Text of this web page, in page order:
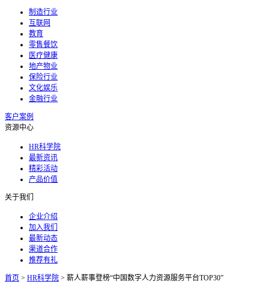
制造行业
互联网
教育
零售餐饮
医疗健康
地产物业
保险行业
文化娱乐
金融行业
客户案例
资源中心
HR科学院
最新资讯
精彩活动
产品价值
关于我们
企业介绍
加入我们
最新动态
渠道合作
推荐有礼
首页 > HR科学院 > 薪人薪事登榜“中国数字人力资源服务平台TOP30”